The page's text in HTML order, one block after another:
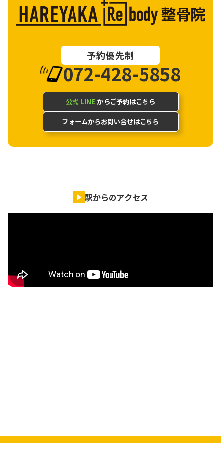
予約優先制
072-428-5858
公式 LINE からご予約はこちら
フォームからお問い合せはこちら
駅からのアクセス